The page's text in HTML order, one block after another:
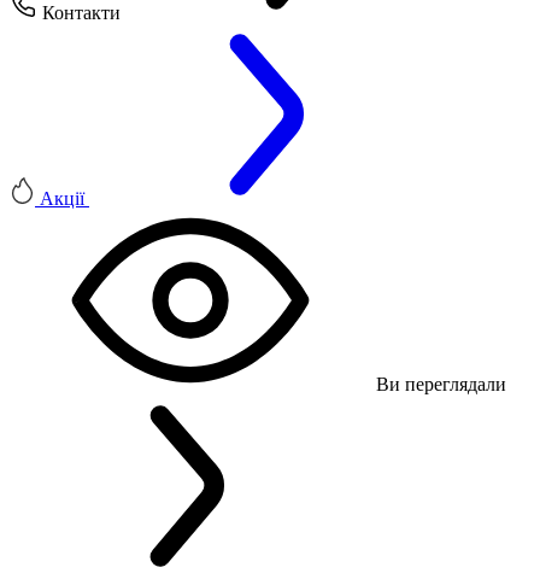
Контакти
Акції
Ви переглядали